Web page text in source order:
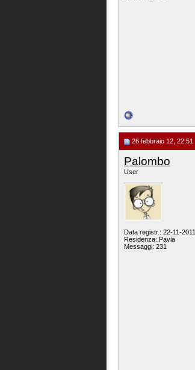
26 febbraio 12, 22:51
Palombo
User
Data registr.: 22-11-2011
Residenza: Pavia
Messaggi: 231